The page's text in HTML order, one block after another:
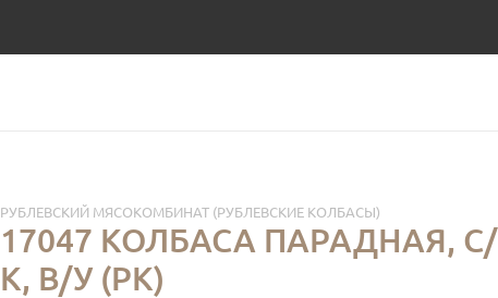
РУБЛЕВСКИЙ МЯСОКОМБИНАТ (РУБЛЕВСКИЕ КОЛБАСЫ)
17047 КОЛБАСА ПАРАДНАЯ, С/
К, В/У (РК)